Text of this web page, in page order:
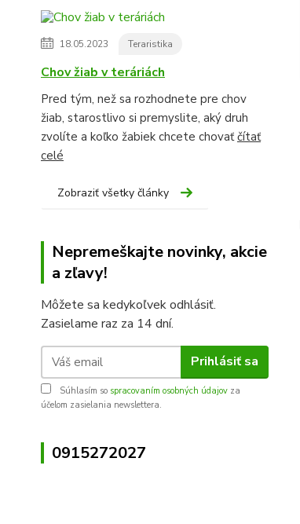
18.05.2023 Teraristika
Chov žiab v teráriách
Pred tým, než sa rozhodnete pre chov
žiab, starostlivo si premyslite, aký druh
zvolíte a koľko žabiek chcete chovaťčítať
celé
Zobraziť všetky články
Nepremeškajte novinky, akcie
a zľavy!
Môžete sa kedykoľvek odhlásiť.
Zasielame raz za 14 dní.
Prihlásiť sa
Súhlasím so spracovaním osobných údajov za
účelom zasielania newslettera.
0915272027